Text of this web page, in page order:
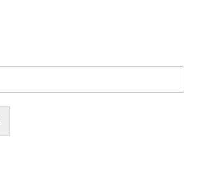
СОЗДАВАТЬ
ПРОДУКТЫ